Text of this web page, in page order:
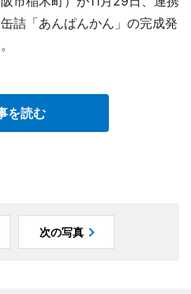
詰「あんぱんかん」の完成発
を読む
次の写真